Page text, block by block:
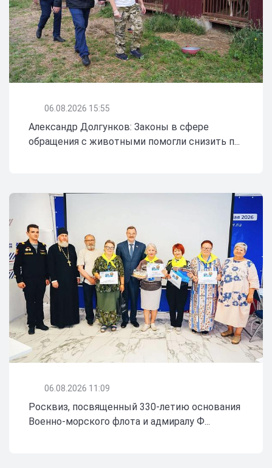
06.08.2026 15:55
Александр Долгунков: Законы в сфере
обращения с животными помогли снизить п...
06.08.2026 11:09
Росквиз, посвященный 330-летию основания
Военно-морского флота и адмиралу Ф...